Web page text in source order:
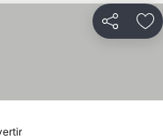
Partager